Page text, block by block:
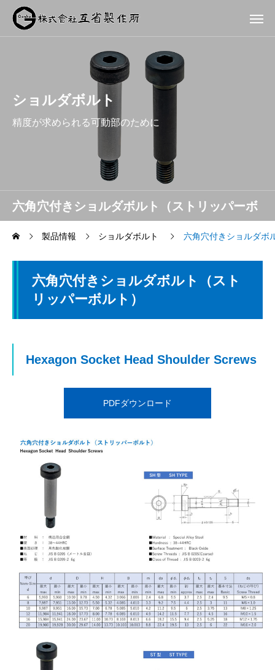
六角穴付きショルダボルト（ストリッパーボ
ルト）
ショルダボルト
精度が求められる可動部のために
製品情報 ショルダボルト 六角穴付きショルダボ
六角穴付きショルダボルト（スト
リッパーボルト）
Hexagon Socket Head Shoulder Screws
PDFダウンロード